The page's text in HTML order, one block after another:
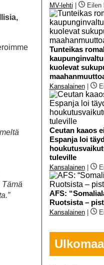
MV-lehti Eilen
Tunteikas
kuolevat
Kansalainen|
Ceutan kaaos
Espanja loi
tuleville
Kansalainen|
AFS:
Ruotsista –
Kansalainen|